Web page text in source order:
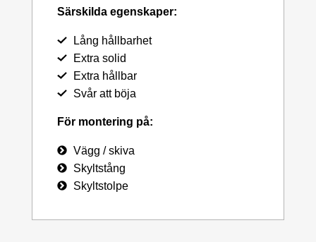
Särskilda egenskaper:
Lång hållbarhet
Extra solid
Extra hållbar
Svår att böja
För montering på:
Vägg / skiva
Skyltstång
Skyltstolpe